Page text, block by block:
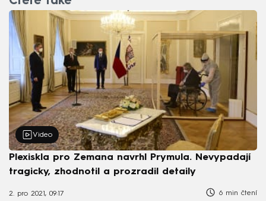
Video
Plexiskla pro Zemana navrhl Prymula. Nevypadají
tragicky, zhodnotil a prozradil detaily
2. pro 2021, 09:17 6 min čtení